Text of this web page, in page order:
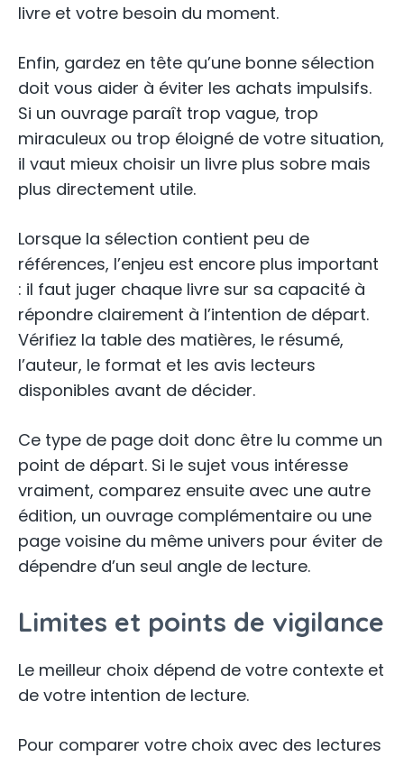
livre et votre besoin du moment.
Enfin, gardez en tête qu’une bonne sélection
doit vous aider à éviter les achats impulsifs.
Si un ouvrage paraît trop vague, trop
miraculeux ou trop éloigné de votre situation,
il vaut mieux choisir un livre plus sobre mais
plus directement utile.
Lorsque la sélection contient peu de
références, l’enjeu est encore plus important
: il faut juger chaque livre sur sa capacité à
répondre clairement à l’intention de départ.
Vérifiez la table des matières, le résumé,
l’auteur, le format et les avis lecteurs
disponibles avant de décider.
Ce type de page doit donc être lu comme un
point de départ. Si le sujet vous intéresse
vraiment, comparez ensuite avec une autre
édition, un ouvrage complémentaire ou une
page voisine du même univers pour éviter de
dépendre d’un seul angle de lecture.
Limites et points de vigilance
Le meilleur choix dépend de votre contexte et
de votre intention de lecture.
Pour comparer votre choix avec des lectures